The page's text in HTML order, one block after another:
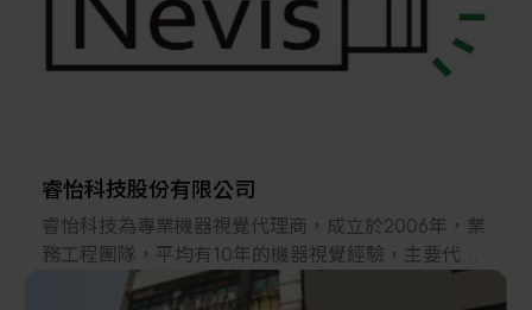
睿怡科技股份有限公司
睿怡科技為專業機器視覺代理商，成立於2006年，業
務工程團隊，平均有10年的機器視覺經驗，主要代理
德國、日本、比利時、美國、加拿大、韓國、英國產